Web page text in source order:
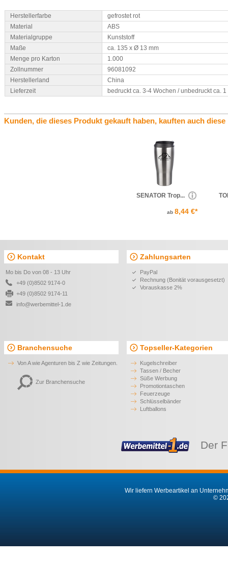
Herstellerfarbe
gefrostet rot
Material
ABS
Materialgruppe
Kunststoff
Maße
ca. 135 x Ø 13 mm
Menge pro Karton
1.000
Zollnummer
96081092
Herstellerland
China
Lieferzeit
bedruckt ca. 3-4 Wochen / unbedruckt ca. 1
Kunden, die dieses Produkt gekauft haben, kauften auch
SENATOR Trop...
ab 8,44 €*
Kontakt
Mo bis Do von 08 - 13 Uhr
+49 (0)8502 9174-0
+49 (0)8502 9174-11
info@werbemittel-1.de
Zahlungsarten
PayPal
Rechnung (Bonität vorausgesetzt)
Vorauskasse 2%
Branchensuche
Von A wie Agenturen bis Z wie Zeitungen.
Zur Branchensuche
Topseller-Kategorien
Kugelschreiber
Tassen / Becher
Süße Werbung
Promotiontaschen
Feuerzeuge
Schlüsselbänder
Luftballons
Der
Wir liefern Werbeartikel an
©